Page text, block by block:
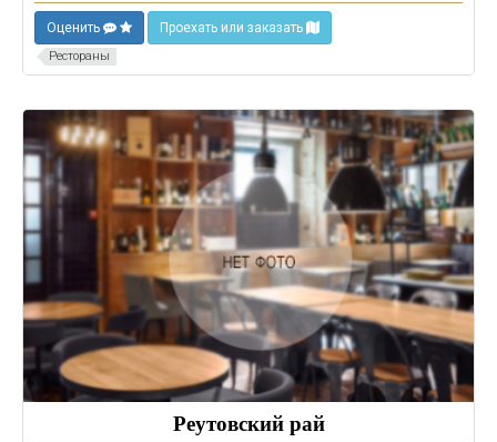
Оценить Проехать или заказать
Рестораны
Реутовский рай